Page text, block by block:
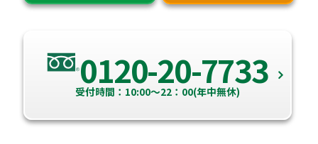
0120-20-7733
受付時間：10:00～22：00(年中無休)